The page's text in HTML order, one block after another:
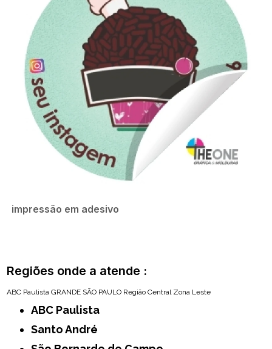
impressão em adesivo
Regiões onde a atende :
ABC Paulista GRANDE SÃO PAULO Região Central Zona Leste
ABC Paulista
Santo André